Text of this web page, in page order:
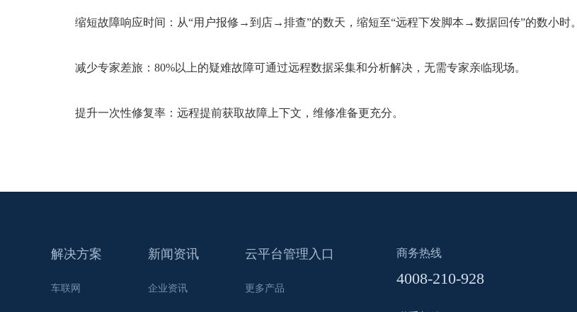
缩短故障响应时间：从“用户报修→到店→排查”的数天，缩短至“远程下发脚本→数据回传”的数小时。
减少专家差旅：80%以上的疑难故障可通过远程数据采集和分析解决，无需专家亲临现场。
提升一次性修复率：远程提前获取故障上下文，维修准备更充分。
解决方案
车联网
新闻资讯
企业资讯
云平台管理入口
更多产品
商务热线
4008-210-928